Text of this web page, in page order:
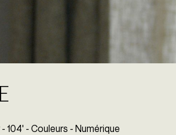
104' - Couleurs - Numérique